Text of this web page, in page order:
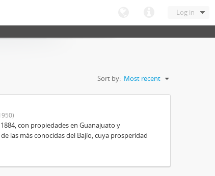
Log in
Sort by: Most recent
con propiedades en Guanajuato y
las más conocidas del Bajío, cuya prosperidad